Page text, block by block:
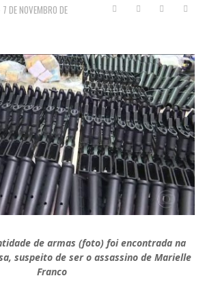
7 DE NOVEMBRO DE
de armas (foto) foi encontrada na
suspeito de ser o assassino de Marielle
Franco